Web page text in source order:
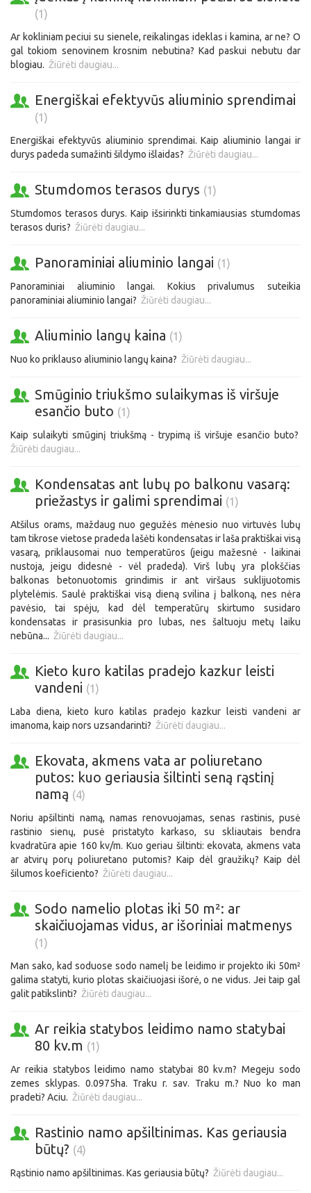
(1)
Ar kokliniam peciui su sienele, reikalingas ideklas i kamina, ar ne? O
gal tokiom senovinem krosnim nebutina? Kad paskui nebutu dar
blogiau. Žiūrėti daugiau...
Energiškai efektyvūs aliuminio sprendimai
(1)
Energiškai efektyvūs aliuminio sprendimai. Kaip aliuminio langai ir
durys padeda sumažinti šildymo išlaidas? Žiūrėti daugiau...
Stumdomos terasos durys (1)
Stumdomos terasos durys. Kaip išsirinkti tinkamiausias stumdomas
terasos duris? Žiūrėti daugiau...
Panoraminiai aliuminio langai (1)
Panoraminiai aliuminio langai. Kokius privalumus suteikia
panoraminiai aliuminio langai? Žiūrėti daugiau...
Aliuminio langų kaina (1)
Nuo ko priklauso aliuminio langų kaina? Žiūrėti daugiau...
Smūginio triukšmo sulaikymas iš viršuje
esančio buto (1)
Kaip sulaikyti smūginį triukšmą - trypimą iš viršuje esančio buto?
Žiūrėti daugiau...
Kondensatas ant lubų po balkonu vasarą:
priežastys ir galimi sprendimai (1)
Atšilus orams, maždaug nuo gegužės mėnesio nuo virtuvės lubų
tam tikrose vietose pradeda lašėti kondensatas ir laša praktiškai visą
vasarą, priklausomai nuo temperatūros (jeigu mažesnė - laikinai
nustoja, jeigu didesnė - vėl pradeda). Virš lubų yra plokščias
balkonas betonuotomis grindimis ir ant viršaus suklijuotomis
plytelėmis. Saulė praktiškai visą dieną svilina į balkoną, nes nėra
pavėsio, tai spėju, kad dėl temperatūrų skirtumo susidaro
kondensatas ir prasisunkia pro lubas, nes šaltuoju metų laiku
nebūna... Žiūrėti daugiau...
Kieto kuro katilas pradejo kazkur leisti
vandeni (1)
Laba diena, kieto kuro katilas pradejo kazkur leisti vandeni ar
imanoma, kaip nors uzsandarinti? Žiūrėti daugiau...
Ekovata, akmens vata ar poliuretano
putos: kuo geriausia šiltinti seną rąstinį
namą (4)
Noriu apšiltinti namą, namas renovuojamas, senas rastinis, pusė
rastinio sienų, pusė pristatyto karkaso, su skliautais bendra
kvadratūra apie 160 kv/m. Kuo geriau šiltinti: ekovata, akmens vata
ar atvirų porų poliuretano putomis? Kaip dėl graužikų? Kaip dėl
šilumos koeficiento? Žiūrėti daugiau...
Sodo namelio plotas iki 50 m²: ar
skaičiuojamas vidus, ar išoriniai matmenys
(1)
Man sako, kad soduose sodo namelį be leidimo ir projekto iki 50m²
galima statyti, kurio plotas skaičiuojasi išorė, o ne vidus. Jei taip gal
galit patikslinti? Žiūrėti daugiau...
Ar reikia statybos leidimo namo statybai
80 kv.m (1)
Ar reikia statybos leidimo namo statybai 80 kv.m? Megeju sodo
zemes sklypas. 0.0975ha. Traku r. sav. Traku m.? Nuo ko man
pradeti? Aciu. Žiūrėti daugiau...
Rastinio namo apšiltinimas. Kas geriausia
būtų? (4)
Rąstinio namo apšiltinimas. Kas geriausia būtų? Žiūrėti daugiau...